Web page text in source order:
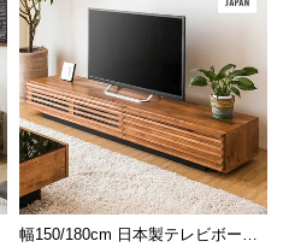
幅99cm デンマーク デザイン
マルチキャビネット
¥26,999
幅150/180cm 日本製テレビボード